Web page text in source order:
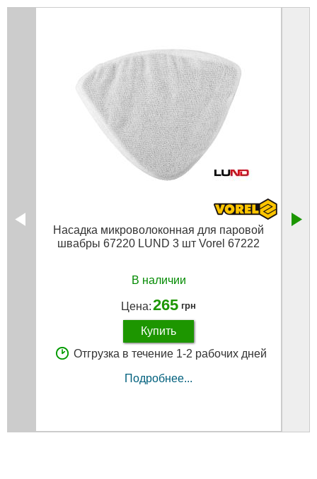
Насадка микроволоконная для паровой
швабры 67220 LUND 3 шт Vorel 67222
В наличии
Цена:265 грн
Купить
Отгрузка в течение 1-2 рабочих дней
Подробнее...